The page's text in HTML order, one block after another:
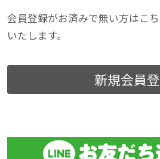
会員登録がお済みで無い方はこ
いたします。
新規会員